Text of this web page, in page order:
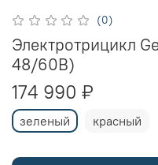
(0)
Электротрицикл
48/60B)
174 990 ₽
зеленый красный